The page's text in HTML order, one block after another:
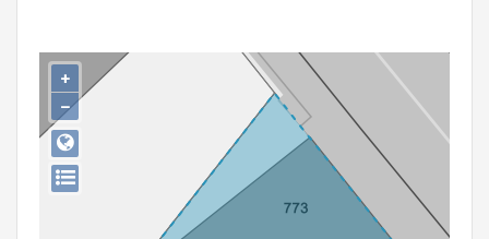
Gebeurtenis
Persoon of collectief
Downloads
+
−